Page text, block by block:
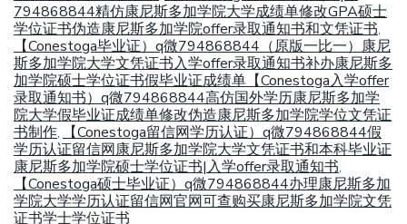
794868844精仿康尼斯多加学院大学成绩单修改GPA硕士
学位证书伪造康尼斯多加学院offer录取通知书和文凭证书,
【Conestoga毕业证）q微794868844（原版一比一）康尼
斯多加学院大学文凭证书入学offer录取通知书补办康尼斯多
加学院硕士学位证书假毕业证成绩单【Conestoga入学offer
录取通知书）q微794868844高仿国外学历康尼斯多加学
院大学假毕业证成绩单修改伪造康尼斯多加学院学位文凭证
书制作,
【Conestoga留信网学历认证）q微794868844假
学历认证留信网康尼斯多加学院大学文凭证书和本科毕业证
康尼斯多加学院硕士学位证书|入学offer录取通知书,
【Conestoga硕士毕业证）q微794868844办理康尼斯多加
学院大学学历认证留信网官网可查购买康尼斯多加学院文凭
证书学士学位证书